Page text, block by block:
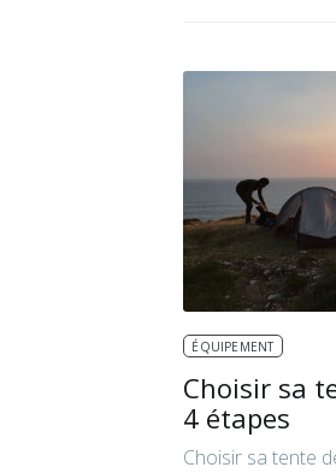
ÉQUIPEMENT
Choisir sa
4 étapes
Choisir sa tente